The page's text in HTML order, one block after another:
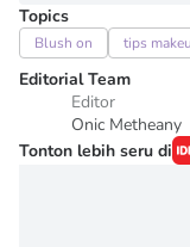
Topics
Blush on tips
Editorial Team
Editor
Onic Metheany
Tonton lebih seru di